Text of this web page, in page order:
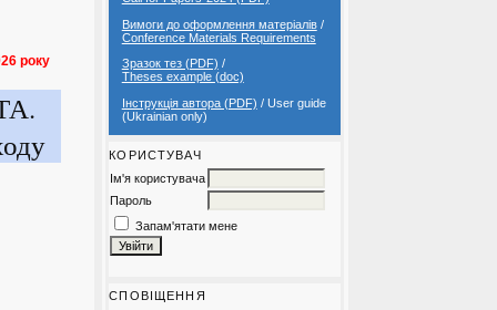
Вимоги до оформлення матеріалів/
Conference Materials Requirements
Зразок тез (PDF) /
Theses example (doc)
Інструкція автора (PDF) / User guide
(Ukrainian only)
КОРИСТУВАЧ
Ім'я користувача
Пароль
Запам'ятати мене
СПОВІЩЕННЯ
року